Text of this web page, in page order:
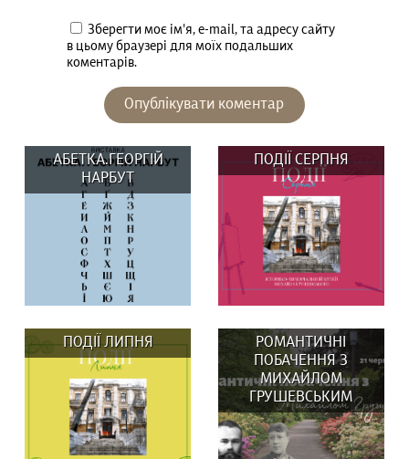
Зберегти моє ім'я, e-mail, та адресу сайту
в цьому браузері для моїх подальших
коментарів.
АБЕТКА.ГЕОРГІЙ
НАРБУТ
До Дня Незалежності
Музей Михайла
ПОДІЇ СЕРПНЯ
ВИСТАВКИ: 29 та 30
серпня о 14:00
ПОДІЇ ЛИПНЯ
РОМАНТИЧНІ
ПОБАЧЕННЯ З
МИХАЙЛОМ
ГРУШЕВСЬКИМ